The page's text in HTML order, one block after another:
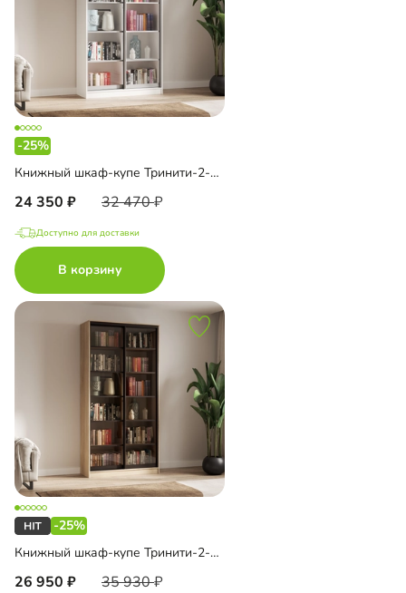
-25%
Книжный шкаф-купе Тринити-2-1 4 полки
24 350 32 470
Доступно для доставки
В корзину
-25%
Книжный шкаф-купе Тринити-2-1 5 полок
26 950 35 930